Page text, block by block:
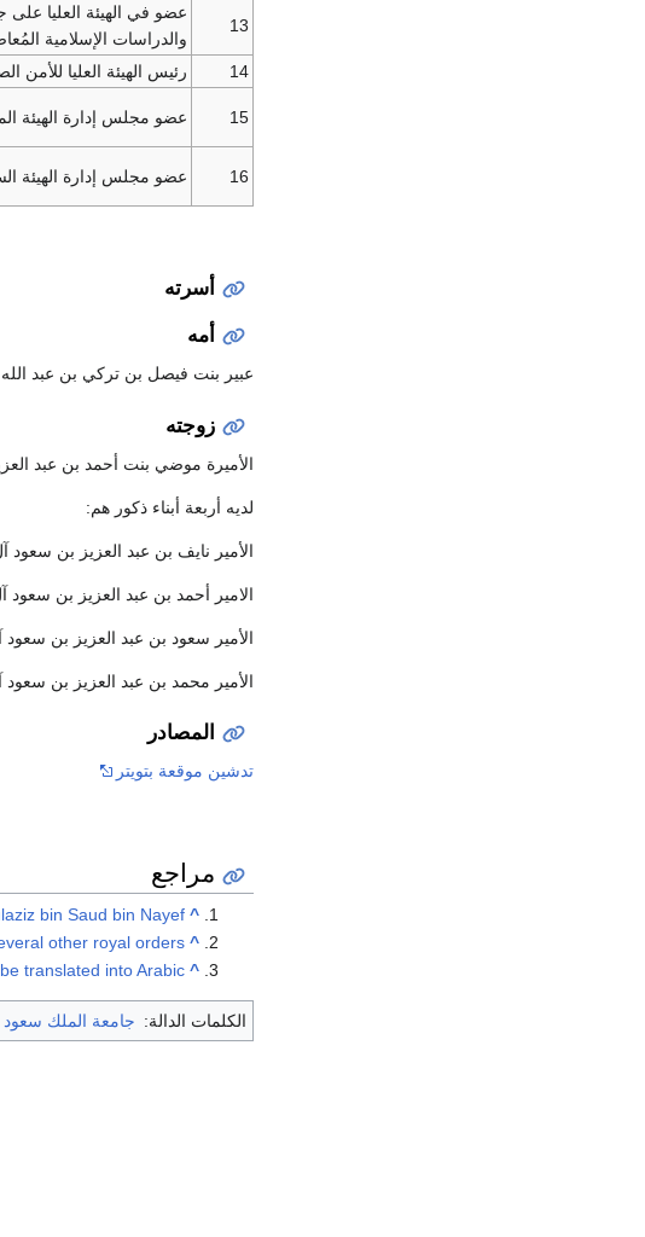
13
عضو في الهيئة العليا على
والدراسات الإسلامية
14
رئيس الهيئة العليا للأمن
15 عضو مجلس إدارة الهيئة
16 عضو مجلس إدارة الهيئة
أسرته
أمه
عبير بنت فيصل بن تركي بن عبد الله
زوجته
الأميرة موضي بنت أحمد بن عبد
لديه أربعة أبناء ذكور هم:
الأمير نايف بن عبد العزيز بن سعود
الامير أحمد بن عبد العزيز بن سعود
الأمير سعود بن عبد العزيز بن
الأمير محمد بن عبد العزيز بن
المصادر
تدشين موقعة بتويتر
مراجع
^
bin Saud bin Nayef
^
other royal orders
^
translated into Arabic
الكلمات الدالة: جامعة الملك سعود